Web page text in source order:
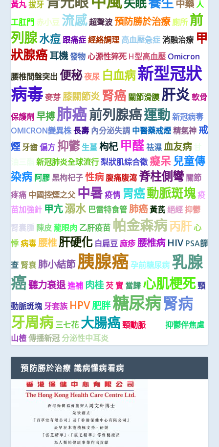
黃丸 拔牙 中藥 人
工肛門 赤小豆 流感超聲波 預防勝於治療 廁所 前
列腺水痘 跟痛症 經絡調理 高血壓急症 消融治療 甲
狀腺癌耳機發物 心源性猝死 H型高血壓 Omicron
腰椎間盤突出 便秘夜尿 白血病新型冠狀
病毒 麥芽 膝關節炎 腎癌 關節滑膜 肝炎軟骨
保護劑 早搏肺癌前列腺癌運動 新冠病毒
OMICRON變異株長壽 內分泌失調 中醫藥戒煙 精氣神 戒
煙牙齒 偏方 抑鬱 生薑 枸杞 甲醛祛濕 血友病
新冠肺炎全球流行 梨狀肌綜合徵 癡呆 兒童傳
染病 阿膠 黑枸杞子 性病 腹痛腹瀉 脊柱側彎 關節
疼痛 中國控煙之父 中暑 疫情 胃癌動脈斑塊疫
苗加強針 甲亢溺水 巴雷特食管 肺癌黃芪 絕經 抑鬱
腎囊腫 陳皮 龍眼肉 乙肝疫苗 帕金森病丙肝心
悸 病毒 腰椎肝硬化 白扁豆 麻疹腰椎病 HIV PSA篩
查 腎衰 肺小結節胰腺癌 孕前糖尿病 乳腺
癌聽力衰退進補 肉桂 芡 實 當歸 心肌梗死頸
動脈斑塊牙套族 HPV肥胖糖尿病腎病
牙周病 三七花 大腸癌頸動脈
抑鬱伴焦慮
山楂 傳播新冠 分泌性中耳炎
預防勝於治療 識病懂病看病